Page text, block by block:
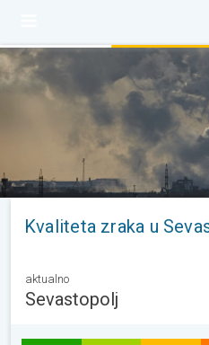
Kvaliteta zraka u
aktualno
Sevastopolj